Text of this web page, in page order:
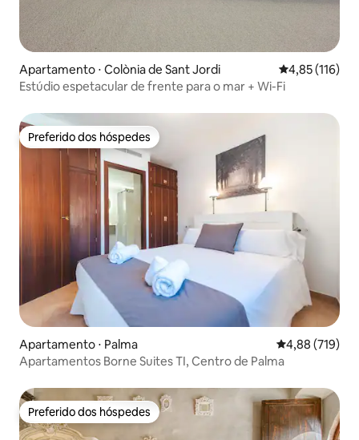
Apartamento ⋅ Colònia de Sant Jordi 4,85 de uma
4,85 (116)
Estúdio espetacular de frente para o mar + Wi-Fi
Preferido dos hóspedes
Preferido dos hóspedes
Apartamento ⋅ Palma 4,88 de uma
4,88 (719)
Apartamentos Borne Suites TI, Centro de Palma
Preferido dos hóspedes
Preferido dos hóspedes